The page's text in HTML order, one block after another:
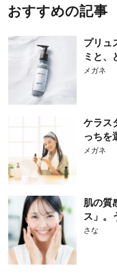
おすすめの記事
プリュ
ミと、
メガネ
ケラス
っちを
メガネ
肌の質
ス」。
さな